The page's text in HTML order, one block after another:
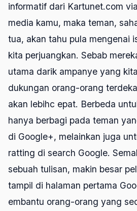
informatif dari Kartunet.com
media kamu, maka teman,
tua, akan tahu pula mengenai
kita perjuangkan. Sebab
utama darik ampanye yang
dukungan orang-orang
akan lebihc epat. Berbeda
hanya berbagi pada teman
di Google+, melainkan juga
ratting di search Google.
sebuah tulisan, makin besar
tampil di halaman pertama
embantu orang-orang yang